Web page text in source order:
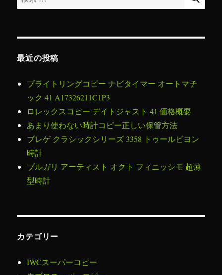
索
象:
最近の投稿
ブライトリングコピー ナビタイマー オートマチ
ック 41 A17326211C1P3
ロレックスコピー デイトジャスト 41 価格概要
あまり使わない時計コピー正しい保管方法
ブレゲ クラシックシリーズ 3358 トゥールビヨン
時計
ブルガリ アーティスト オクト フィニッシモ 超薄
型時計
カテゴリー
IWCスーパーコピー